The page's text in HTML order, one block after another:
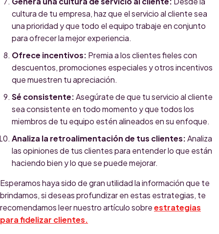
cultura de tu empresa, haz que el servicio al cliente sea
una prioridad y que todo el equipo trabaje en conjunto
para ofrecer la mejor experiencia.
Ofrece incentivos: Premia a los clientes fieles con
descuentos, promociones especiales y otros incentivos
que muestren tu apreciación.
Sé consistente:Asegúrate de que tu servicio al cliente
sea consistente en todo momento y que todos los
miembros de tu equipo estén alineados en su enfoque.
Analiza la retroalimentación de tus clientes:Analiza
las opiniones de tus clientes para entender lo que están
haciendo bien y lo que se puede mejorar.
Esperamos haya sido de gran utilidad la información que te
brindamos, si deseas profundizar en estas estrategias, te
recomendamos leer nuestro artículo sobreestrategias
para fidelizar clientes.